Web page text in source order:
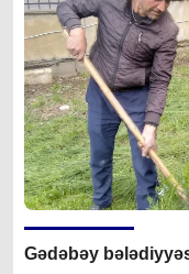
Gədəbəy